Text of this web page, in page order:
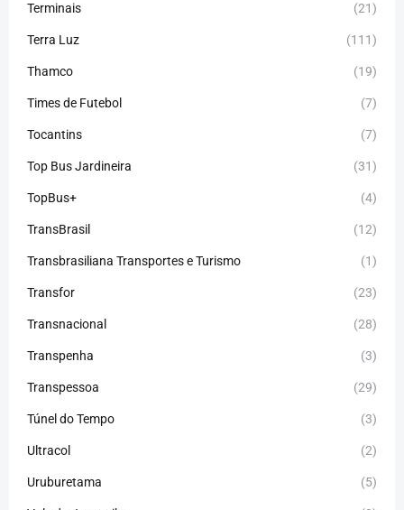
Terminais (21)
Terra Luz (111)
Thamco (19)
Times de Futebol (7)
Tocantins (7)
Top Bus Jardineira (31)
TopBus+ (4)
TransBrasil (12)
Transbrasiliana Transportes e Turismo (1)
Transfor (23)
Transnacional (28)
Transpenha (3)
Transpessoa (29)
Túnel do Tempo (3)
Ultracol (2)
Uruburetama (5)